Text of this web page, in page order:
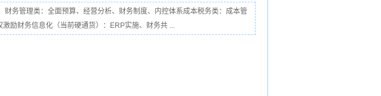
务管理类：全面预算、经营分析、财务制度、内控体系成本税务类：成本管
励财务信息化（当前硬通货）：ERP实施、财务共 ...